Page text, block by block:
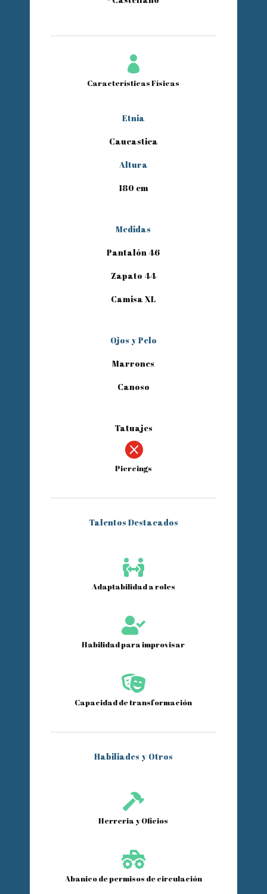

Características Físicas
Etnia
Caucastica
Altura
180 cm
Medidas
Pantalón 46
Zapato 44
Camisa XL
Ojos y Pelo
Marrones
Canoso
Tatuajes

Piercings
Talentos Destacados

Adaptabilidad a roles

Habilidad para improvisar

Capacidad de transformación
Habiliades y Otros

Herreria y Oficios

Abanico de permisos de circulación